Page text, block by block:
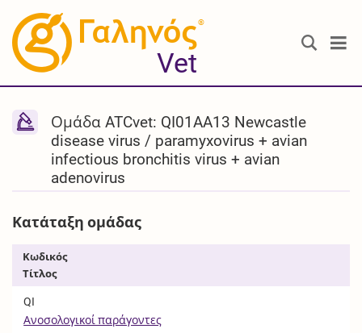
®
Vet
Ομάδα ATCvet: QI01AA13 Newcastle
disease virus / paramyxovirus + avian
infectious bronchitis virus + avian
adenovirus
Κατάταξη ομάδας
Κωδικός
Τίτλος
QI
Ανοσολογικοί παράγοντες